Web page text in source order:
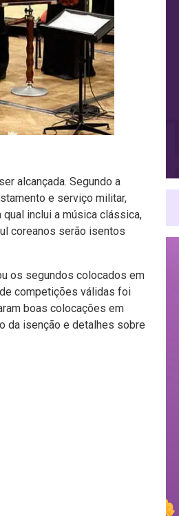
alcançada. Segundo a
e serviço militar,
inclui a música clássica,
coreanos serão isentos
os segundos colocados em
competições válidas foi
boas colocações em
da isenção e detalhes sobre